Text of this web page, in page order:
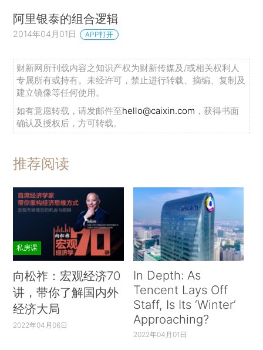
阿里银泰的组合逻辑
2014年04月01日 APP打开
财新网所刊载内容之知识产权为财新传媒及/或相关权利人
专属所有或持有。未经许可，禁止进行转载、摘编、复制及
建立镜像等任何使用。
如有意愿转载，请发邮件至hello@caixin.com ，获得书面
确认及授权后，方可转载。
推荐阅读
私房课
向松祚：宏观经济70
讲，带你了解国内外
经济大局
2022年04月06日
In Depth: As
Tencent Lays Off
Staff, Is Its ‘Winter’
Approaching?
2022年04月01日